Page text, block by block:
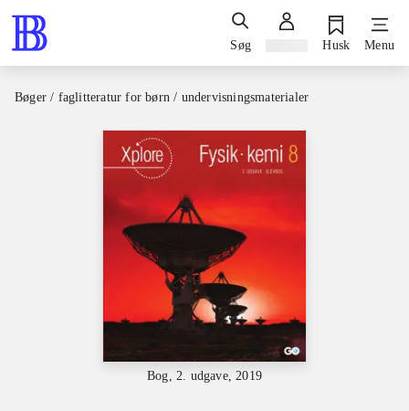
Søg Husk Menu
Bøger / faglitteratur for børn / undervisningsmaterialer
Bog, 2. udgave, 2019